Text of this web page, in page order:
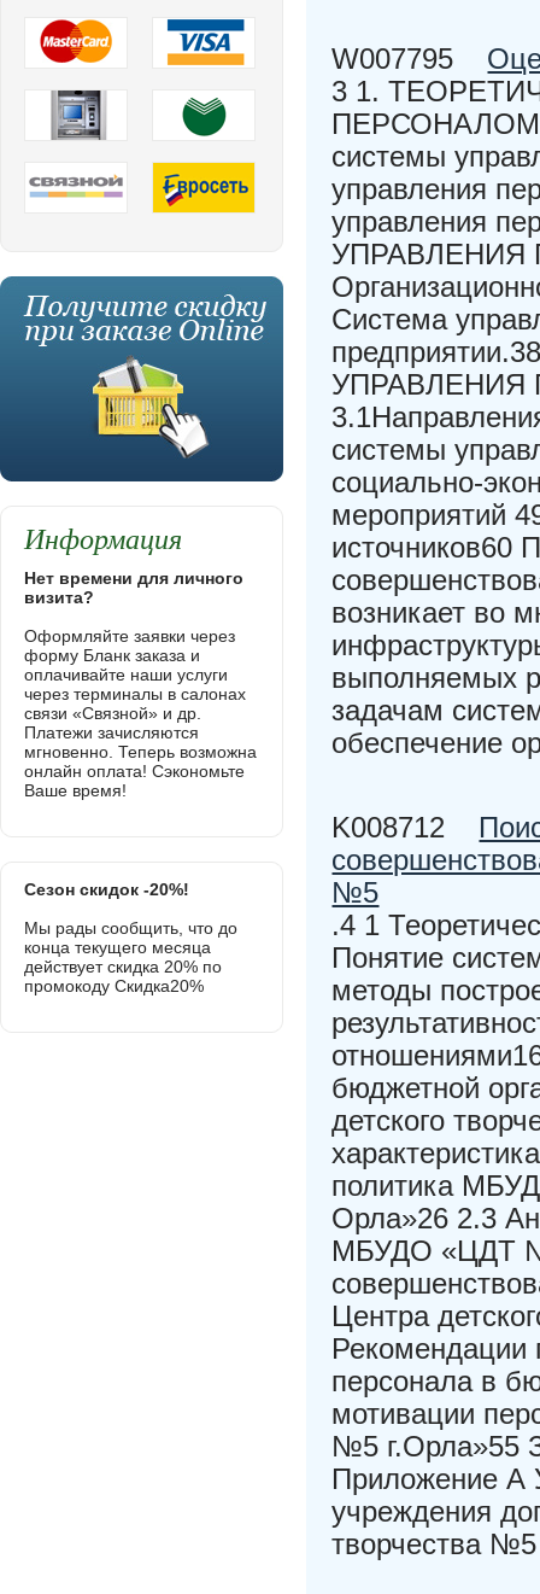
W007795
3 1.
ПЕРСОНАЛОМ
системы
управления
управления
УПРАВЛЕНИЯ
Система
УПРАВЛЕНИЯ
системы
социально-
мероприятий
возникает во
выполняемых
задачам
обеспечение
K008712
№5
.4 1
Понятие
методы
бюджетной
детского
политика
Орла»26 2.3
МБУДО «ЦДТ
Центра
Рекомендации
персонала в
мотивации
№5 г.Орла»55
Приложение А
учреждения
творчества
Информация
Нет времени для личного
визита?
Оформляйте заявки через
форму Бланк заказа и
оплачивайте наши услуги
через терминалы в салонах
связи «Связной» и др.
Платежи зачисляются
мгновенно. Теперь возможна
онлайн оплата! Сэкономьте
Ваше время!
Сезон скидок -20%!
Мы рады сообщить, что до
конца текущего месяца
действует скидка 20% по
промокоду Скидка20%